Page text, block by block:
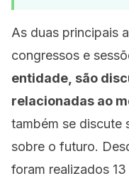
As duas principais
congressos e
entidade, são
relacionadas ao
também se discute
sobre o futuro.
foram realizados